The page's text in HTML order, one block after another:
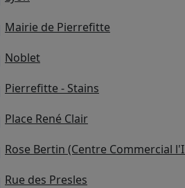
Mairie de Pierrefitte
Noblet
Pierrefitte - Stains
Place René Clair
Rose Bertin (Centre Commercial
Rue des Presles